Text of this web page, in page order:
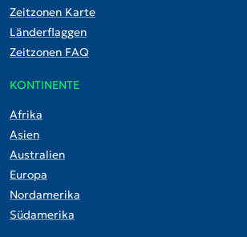
Zeitzonen Karte
Länderflaggen
Zeitzonen FAQ
KONTINENTE
Afrika
Asien
Australien
Europa
Nordamerika
Südamerika